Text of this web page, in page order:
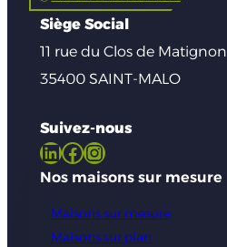
Siège Social
11 rue du Clos de Matignon
35400 SAINT-MALO
Suivez-nous
LinkedIn Facebook Instagram
Nos maisons sur mesure
Maisons sur mesure
Maisons sur plan